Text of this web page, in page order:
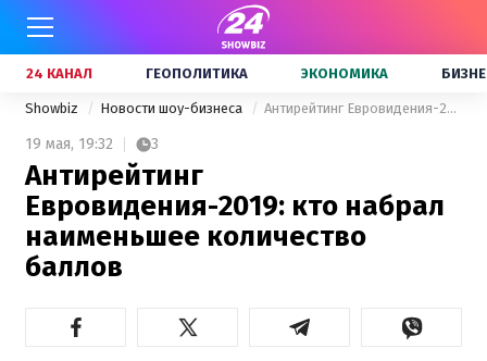
24 КАНАЛ ГЕОПОЛИТИКА ЭКОНОМИКА
Showbiz Новости шоу-бизнеса Антирейтинг Евровидения-2019: кто набрал наименьшее количество баллов
19 мая, 19:32 3
Антирейтинг
Евровидения-2019: кто набрал
наименьшее количество
баллов